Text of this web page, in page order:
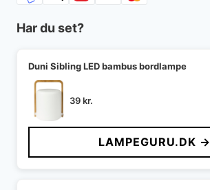
Har du set?
Duni Sibling LED bambus bordlampe
39kr.
LAMPEGURU.DK →